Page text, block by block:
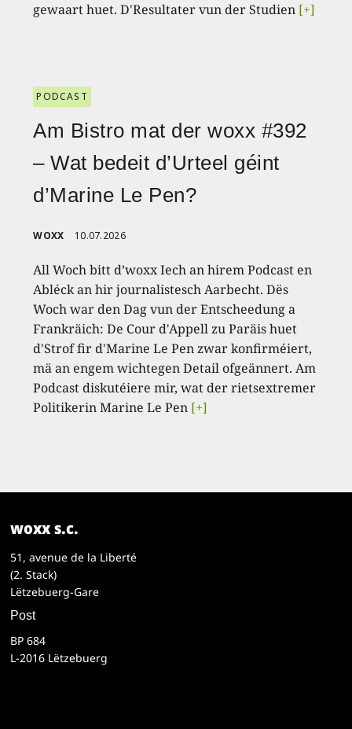
gewaart huet. D'Resultater vun der Studien [+]
PODCAST
Am Bistro mat der woxx #392
– Wat bedeit d’Urteel géint
d’Marine Le Pen?
WOXX 10.07.2026
All Woch bitt d’woxx Iech an hirem Podcast en
Abléck an hir journalistesch Aarbecht. Dës
Woch war den Dag vun der Entscheedung a
Frankräich: De Cour d'Appell zu Paräis huet
d'Strof fir d'Marine Le Pen zwar konfirméiert,
mä an engem wichtegen Detail ofgeännert. Am
Podcast diskutéiere mir, wat der rietsextremer
Politikerin Marine Le Pen [+]
woxx s.c.
51, avenue de la Liberté
(2. Stack)
Lëtzebuerg-Gare
Post
BP 684
L-2016 Lëtzebuerg